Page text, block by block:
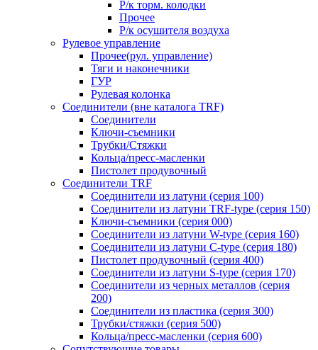
Р/к торм. колодки
Прочее
Р/к осушителя воздуха
Рулевое управление
Прочее(рул. управление)
Тяги и наконечники
ГУР
Рулевая колонка
Соединители (вне каталога TRF)
Соединители
Ключи-cъемники
Трубки/Стяжки
Кольца/пресс-масленки
Пистолет продувочный
Соединители TRF
Соединители из латуни (серия 100)
Соединители из латуни TRF-type (серия 150)
Ключи-съемники (серия 000)
Соединители из латуни W-type (серия 160)
Соединители из латуни С-type (серия 180)
Пистолет продувочный (серия 400)
Соединители из латуни S-type (серия 170)
Соединители из черных металлов (серия
200)
Соединители из пластика (серия 300)
Трубки/стяжки (серия 500)
Кольца/пресс-масленки (серия 600)